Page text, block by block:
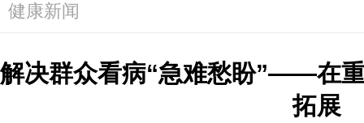
健康新闻
解决群众看病“急难愁盼”——在
拓展